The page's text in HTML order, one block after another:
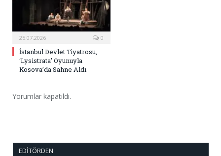
25.07.2026 0
İstanbul Devlet Tiyatrosu,
‘Lysistrata’ Oyunuyla
Kosova’da Sahne Aldı
Yorumlar kapatıldı.
EDITÖRDEN